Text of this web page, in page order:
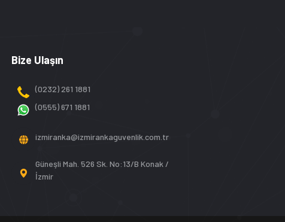
Bize Ulaşın
(0232) 261 1881
(0555) 671 1881
izmiranka@izmirankaguvenlik.com.tr
Güneşli Mah. 526 Sk. No:13/B Konak /
İzmir